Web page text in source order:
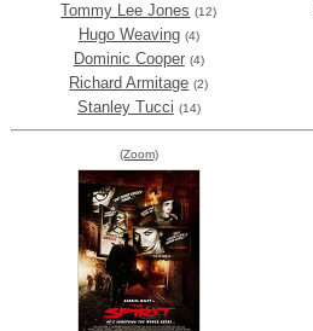
Tommy Lee Jones (12)
Hugo Weaving (4)
Dominic Cooper (4)
Richard Armitage (2)
Stanley Tucci (14)
(Zoom)